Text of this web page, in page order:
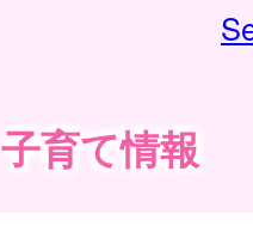
子育て情報